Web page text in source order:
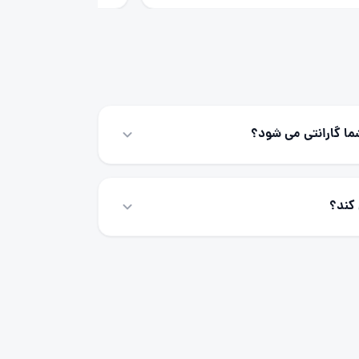
گارانتی می شود؟
تمامی خدمات ارائه شده توسط این مرکز شامل 180روز گارانتی می باشد و در
کنیم.
کند؟
می شود و باتوجه به اینکه نزدیکترین